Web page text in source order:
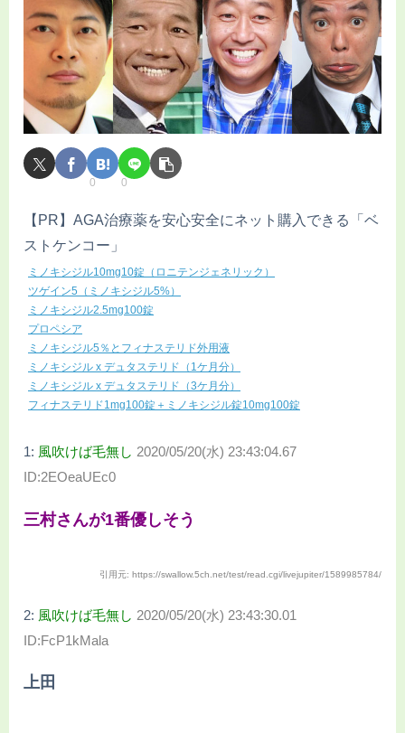
0 0
【PR】AGA治療薬を安心安全にネット購入できる「ベ
ストケンコー」
ミノキシジル10mg10錠（ロニテンジェネリック）
ツゲイン5（ミノキシジル5%）
ミノキシジル2.5mg100錠
プロペシア
ミノキシジル5％とフィナステリド外用液
ミノキシジル x デュタステリド（1ケ月分）
ミノキシジル x デュタステリド（3ケ月分）
フィナステリド1mg100錠＋ミノキシジル錠10mg100錠
1: 風吹けば毛無し 2020/05/20(水) 23:43:04.67
ID:2EOeaUEc0
三村さんが1番優しそう
引用元: https://swallow.5ch.net/test/read.cgi/livejupiter/1589985784/
2: 風吹けば毛無し 2020/05/20(水) 23:43:30.01
ID:FcP1kMala
上田